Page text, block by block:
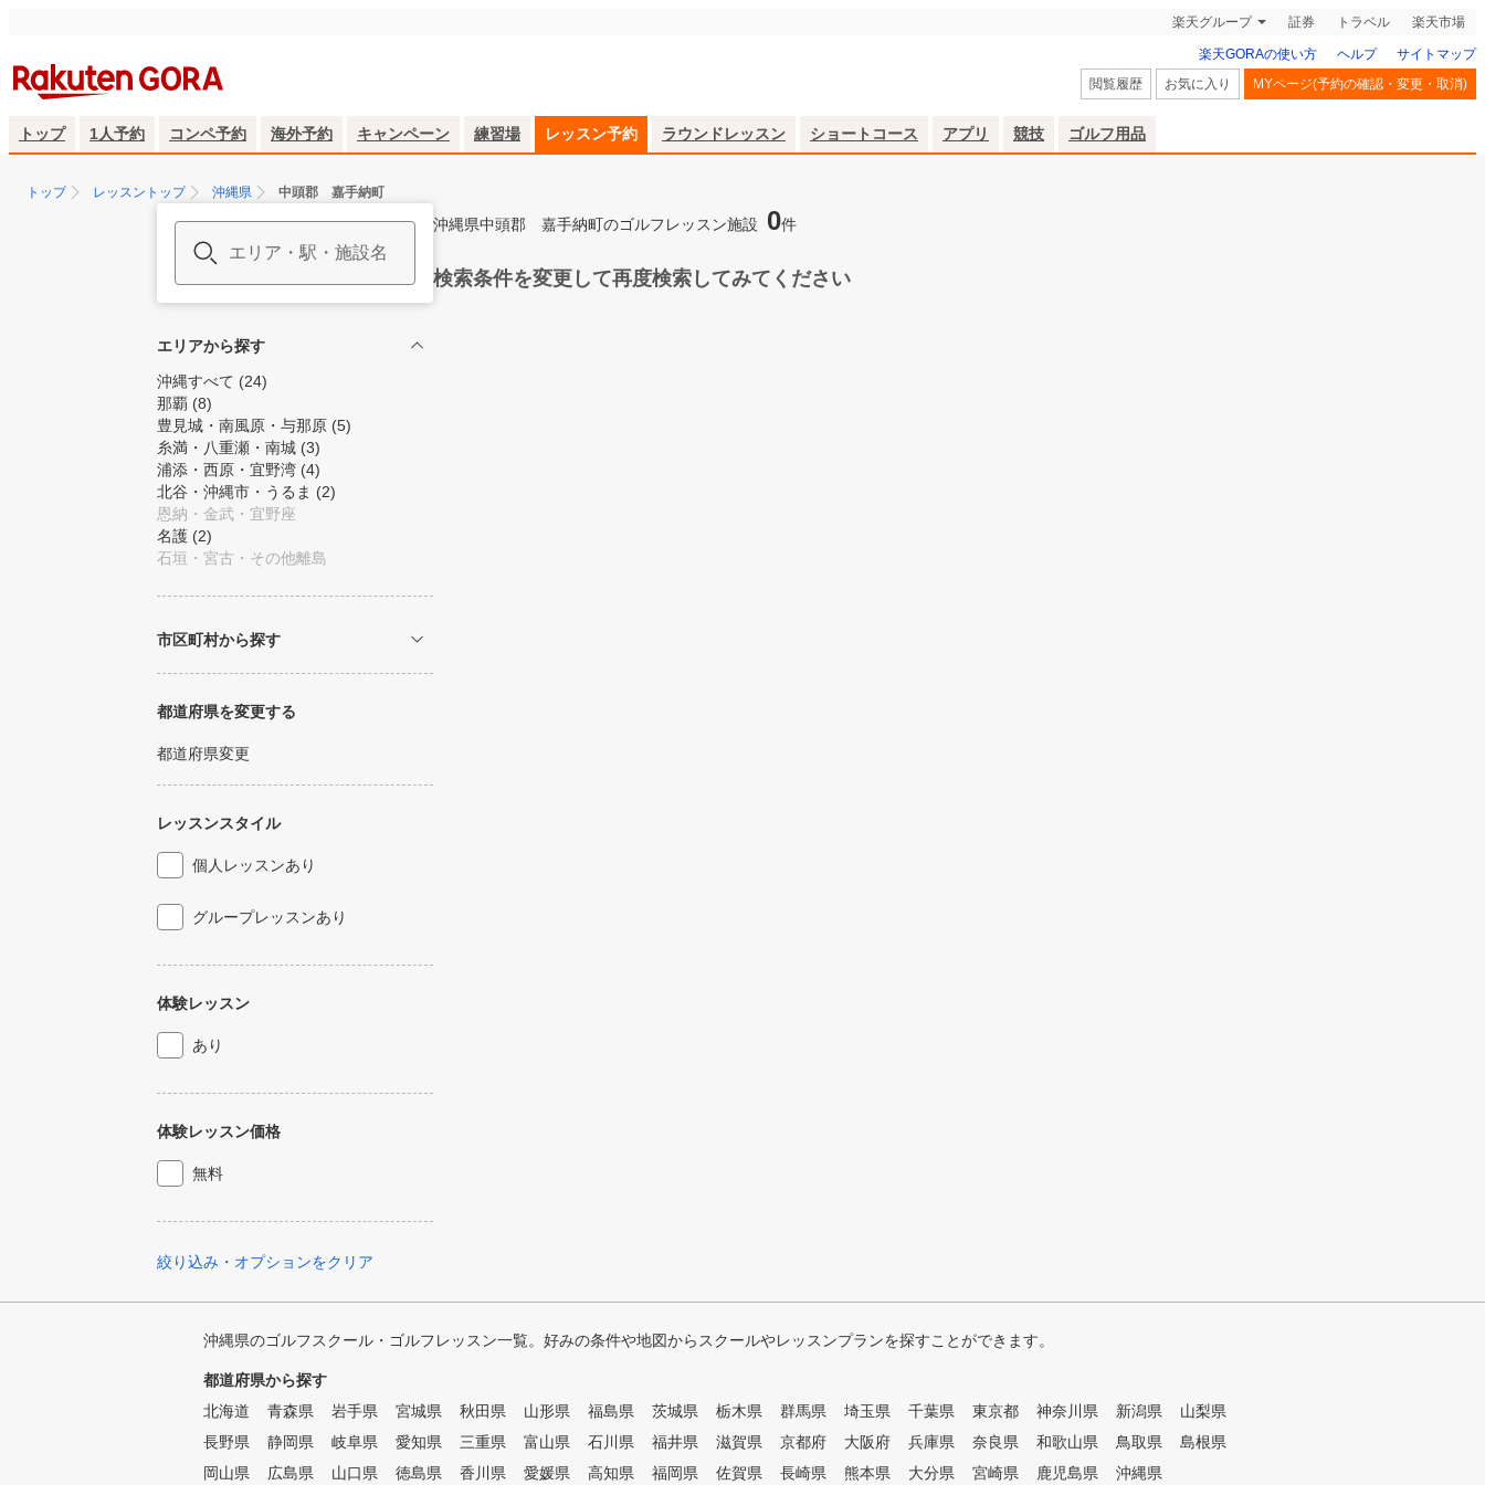
楽天グループ 証券 トラベル 楽天市場
楽天GORAの使い方 ヘルプ
サイトマップ
閲覧履歴
お気に入り MYページ(予約の確認・変更・取消)
トップ 1人予約 コンペ予約 海外予約 キャンペーン 練習場 レッスン予約 ラウンドレッスン ショートコース アプリ 競技 ゴルフ用品
トップ レッスントップ 沖縄県 中頭郡 嘉手納町
エリアから探す
沖縄すべて (24)
那覇 (8)
豊見城・南風原・与那原 (5)
糸満・八重瀬・南城 (3)
浦添・西原・宜野湾 (4)
北谷・沖縄市・うるま (2)
恩納・金武・宜野座
名護 (2)
石垣・宮古・その他離島
市区町村から探す
都道府県を変更する
都道府県変更
レッスンスタイル
個人レッスンあり
グループレッスンあり
体験レッスン
あり
体験レッスン価格
無料
絞り込み・オプションをクリア
沖縄県中頭郡 嘉手納町のゴルフレッスン施設 0件
検索条件を変更して再度検索してみてください
沖縄県のゴルフスクール・ゴルフレッスン一覧。好みの条件や地図からスクールやレッスンプランを探すことができます。
都道府県から探す
北海道
青森県 岩手県 宮城県 秋田県 山形県 福島県 茨城県 栃木県 群馬県 埼玉県 千葉県 東京都 神奈川県 新潟県
山梨県
長野県
静岡県 岐阜県 愛知県 三重県 富山県 石川県 福井県 滋賀県 京都府 大阪府 兵庫県 奈良県 和歌山県 鳥取県
島根県
岡山県
広島県 山口県 徳島県 香川県 愛媛県 高知県 福岡県 佐賀県 長崎県 熊本県 大分県 宮崎県 鹿児島県 沖縄県